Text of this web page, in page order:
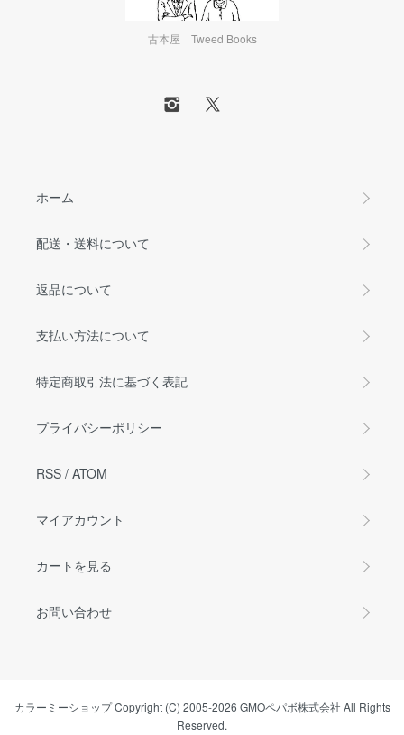
古本屋 Tweed Books
ホーム
配送・送料について
返品について
支払い方法について
特定商取引法に基づく表記
プライバシーポリシー
RSS / ATOM
マイアカウント
カートを見る
お問い合わせ
カラーミーショップCopyright (C) 2005-2026 GMOペパボ株式会社 All Rights
Reserved.